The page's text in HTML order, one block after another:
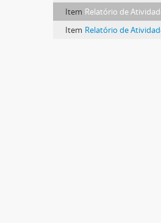
Item Relatório de Atividades
Item Relatório de